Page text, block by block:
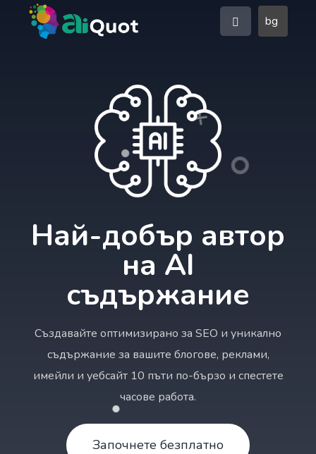
bg
Най-добър автор
на AI
съдържание
Създавайте оптимизирано за SEO и уникално
съдържание за вашите блогове, реклами,
имейли и уебсайт 10 пъти по-бързо и спестете
часове работа.
Започнете безплатно